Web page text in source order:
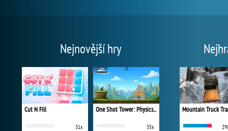
Nejnovější hry
Cut N Fill
31x
One Shot Tower: Physics Destroyer
35x
Mountain Truck